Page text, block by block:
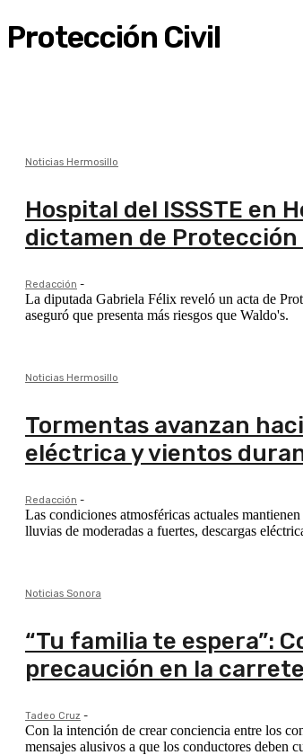
Protección Civil
Noticias Hermosillo
Hospital del ISSSTE en
dictamen de
Redacción -
La diputada Gabriela Félix reveló un acta de
aseguró que presenta más riesgos que Waldo's.
Noticias Hermosillo
Tormentas avanzan
eléctrica y vientos
Redacción -
Las condiciones atmosféricas actuales
lluvias de moderadas a fuertes, descargas
Noticias Sonora
“Tu familia te espera”:
precaución en la
Tadeo Cruz -
Con la intención de crear conciencia entre los
mensajes alusivos a que los conductores deben